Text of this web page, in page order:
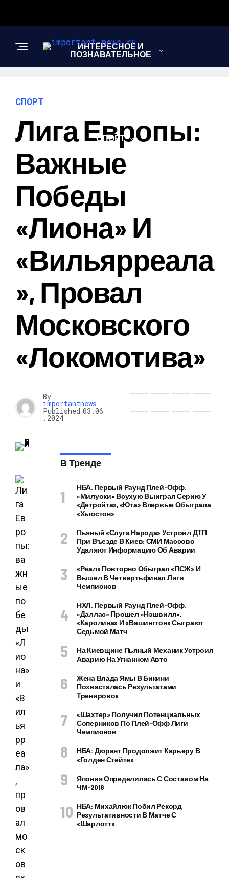
ИНТЕРЕСНОЕ И
ПОЗНАВАТЕЛЬНОЕ
СПОРТ
СПОРТ
Лига Европы:
Важные
Победы
«Лиона» И
«Вильярреала
», Провал
Московского
«Локомотива»
By
importantnews
Published 03.06
.2024
В Тренде
НБА. Первый Раунд Плей-Офф.
«Милуоки» Всухую Выиграл Серию У
«Детройта», «Юта» Впервые Обыграла
«Хьюстон»
Пьяный «слуга Народа» Устроил ДТП
При Въезде В Киев: СМИ Массово
Удаляют Информацию Об Аварии
«Реал» Повторно Обыграл «ПСЖ» И
Вышел В Четвертьфинал Лиги
Чемпионов
НХЛ. Первый Раунд Плей-Офф.
«Даллас» Прошел «Нэшвилл»,
«Каролина» И «Вашингтон» Сыграют
Седьмой Матч
На Киевщине Пьяный Механик Устроил
Аварию На Угнанном Авто
Жена Влада Ямы В Бикини
Похвасталась Результатами
Тренировок
«Шахтер» Получил Потенциальных
Соперников По Плей-Офф Лиги
Чемпионов
НБА: Дюрант Продолжит Карьеру В
«Голден Стейте»
Япония Определилась С Составом На
ЧМ-2018
НБА: Михайлюк Побил Рекорд
Результативности В Матче С
«Шарлотт»